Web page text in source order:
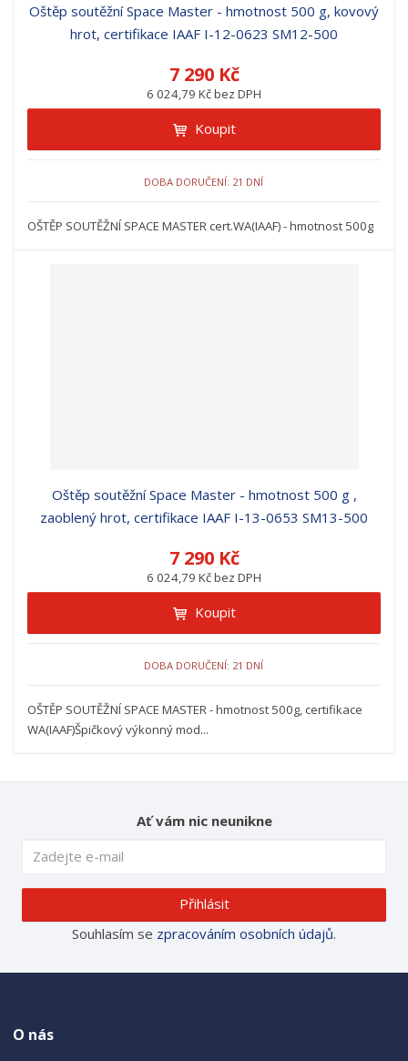
Oštěp soutěžní Space Master - hmotnost 500 g, kovový
hrot, certifikace IAAF I-12-0623 SM12-500
7 290 Kč
6 024,79 Kč bez DPH
Koupit
DOBA DORUČENÍ: 21 DNÍ
OŠTĚP SOUTĚŽNÍ SPACE MASTER cert.WA(IAAF) - hmotnost 500g
Oštěp soutěžní Space Master - hmotnost 500 g ,
zaoblený hrot, certifikace IAAF I-13-0653 SM13-500
7 290 Kč
6 024,79 Kč bez DPH
Koupit
DOBA DORUČENÍ: 21 DNÍ
OŠTĚP SOUTĚŽNÍ SPACE MASTER - hmotnost 500g, certifikace
WA(IAAF)Špičkový výkonný mod...
Ať vám nic neunikne
Přihlásit
Souhlasím se zpracováním osobních údajů.
O nás